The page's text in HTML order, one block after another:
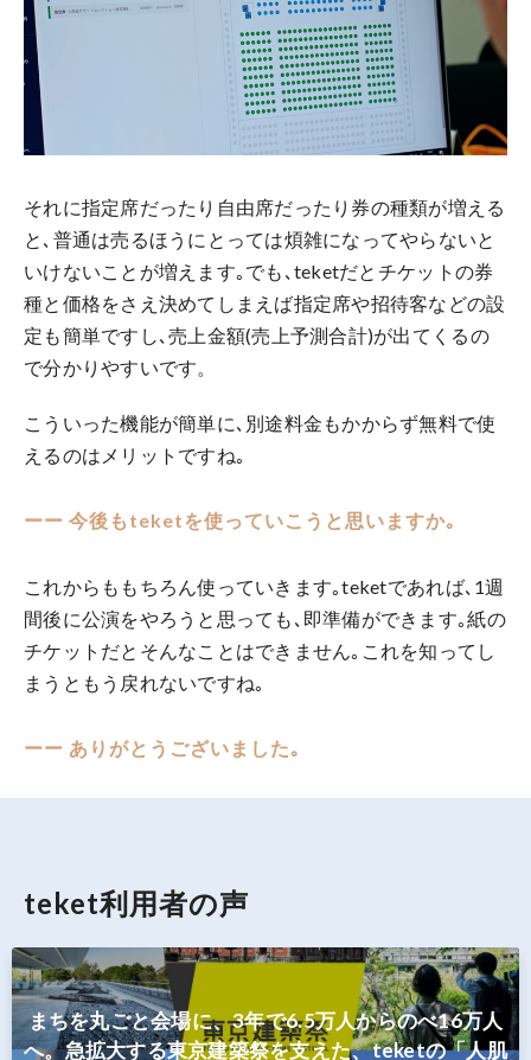
それに指定席だったり自由席だったり券の種類が増える
と､普通は売るほうにとっては煩雑になってやらないと
いけないことが増えます｡でも､teketだとチケットの券
種と価格をさえ決めてしまえば指定席や招待客などの設
定も簡単ですし､売上金額(売上予測合計)が出てくるの
で分かりやすいです。
こういった機能が簡単に､別途料金もかからず無料で使
えるのはメリットですね｡
ーー 今後もteketを使っていこうと思いますか｡
これからももちろん使っていきます｡teketであれば､1週
間後に公演をやろうと思っても､即準備ができます｡紙の
チケットだとそんなことはできません｡これを知ってし
まうともう戻れないですね｡
ーー ありがとうございました｡
teket利用者の声
まちを丸ごと会場に、3年で6.5万人からのべ16万人
へ。急拡大する東京建築祭を支えた、teketの「人肌